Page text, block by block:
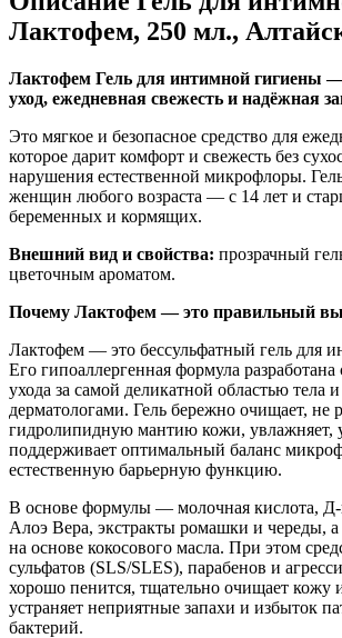
Лактофем, 250 мл.,
Лактофем Гель для интимной гигиены
уход, ежедневная свежесть и надёжная
Это мягкое и безопасное средство для
которое дарит комфорт и свежесть без
нарушения естественной микрофлоры.
женщин любого возраста — с 14 лет и
беременных и кормящих.
Внешний вид и свойства: прозрачный
цветочным ароматом.
Почему Лактофем — это правильный
Лактофем — это бессульфатный гель для
Его гипоаллергенная формула
ухода за самой деликатной областью тела
дерматологами. Гель бережно очищает, не
гидролипидную мантию кожи, увлажняет,
поддерживает оптимальный баланс
естественную барьерную функцию.
В основе формулы — молочная кислота, Д-
Алоэ Вера, экстракты ромашки и череды,
на основе кокосового масла. При этом
сульфатов (SLS/SLES), парабенов и
хорошо пенится, тщательно очищает кожу
устраняет неприятные запахи и избыток
бактерий.